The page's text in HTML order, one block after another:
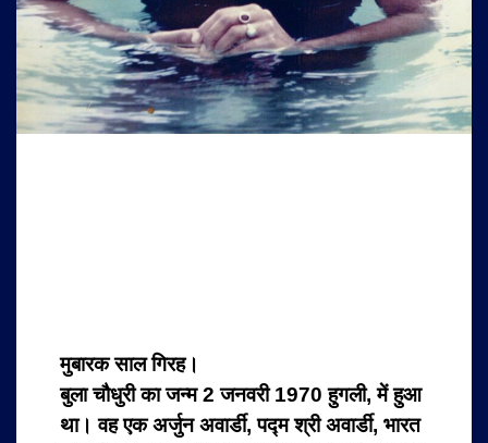
मुबारक साल गिरह।
बुला चौधुरी का जन्म 2 जनवरी 1970 हुगली, में हुआ
था। वह एक अर्जुन अवार्डी, पद्म श्री अवार्डी, भारत